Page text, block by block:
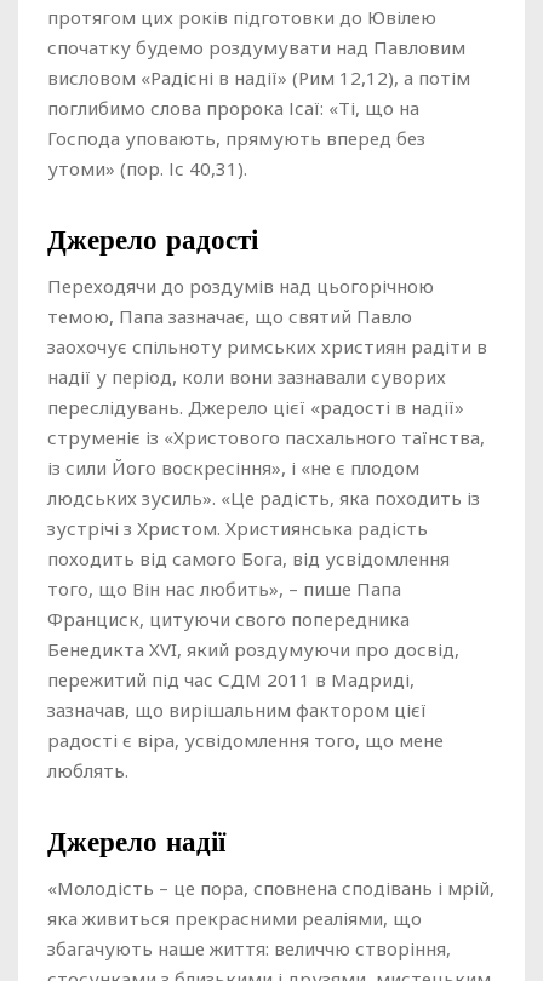
протягом цих років підготовки до Ювілею
спочатку будемо роздумувати над Павловим
висловом «Радісні в надії» (Рим 12,12), а потім
поглибимо слова пророка Ісаї: «Ті, що на
Господа уповають, прямують вперед без
утоми» (пор. Іс 40,31).
Джерело радості
Переходячи до роздумів над цьогорічною
темою, Папа зазначає, що святий Павло
заохочує спільноту римських християн радіти в
надії у період, коли вони зазнавали суворих
переслідувань. Джерело цієї «радості в надії»
струменіє із «Христового пасхального таїнства,
із сили Його воскресіння», і «не є плодом
людських зусиль». «Це радість, яка походить із
зустрічі з Христом. Християнська радість
походить від самого Бога, від усвідомлення
того, що Він нас любить», – пише Папа
Франциск, цитуючи свого попередника
Бенедикта XVI, який роздумуючи про досвід,
пережитий під час СДМ 2011 в Мадриді,
зазначав, що вирішальним фактором цієї
радості є віра, усвідомлення того, що мене
люблять.
Джерело надії
«Молодість – це пора, сповнена сподівань і мрій,
яка живиться прекрасними реаліями, що
збагачують наше життя: величчю створіння,